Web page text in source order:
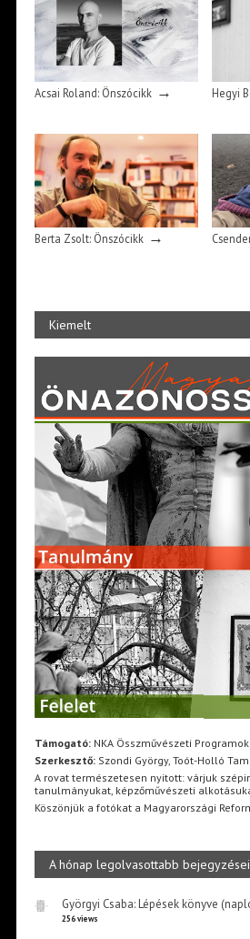
Acsai Roland: Önszócikk→ Hegyi
Berta Zsolt: Önszócikk→
Kiemelt
Támogató:NKA Összművészeti
Szerkesztő:Szondi György, Toót-Holló
A rovat természetesen nyitott: várjuk
tanulmányukat, képzőművészeti
Köszönjük a fotókat a Magyarországi
A hónap legolvasottabb bejegyzései
Györgyi Csaba: Lépések könyve
256 views